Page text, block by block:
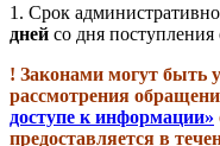
1. Срок
дней со дня
! Законами могут быть
рассмотрения
доступе к информации»
предоставляется в